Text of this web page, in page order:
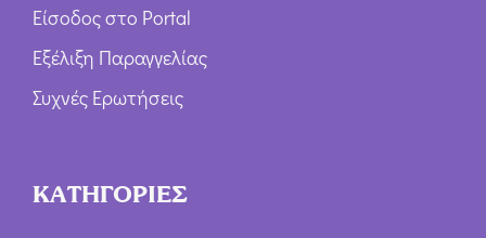
Είσοδος στο Portal
Εξέλιξη Παραγγελίας
Συχνές Ερωτήσεις
ΚΑΤΗΓΟΡΙΕΣ